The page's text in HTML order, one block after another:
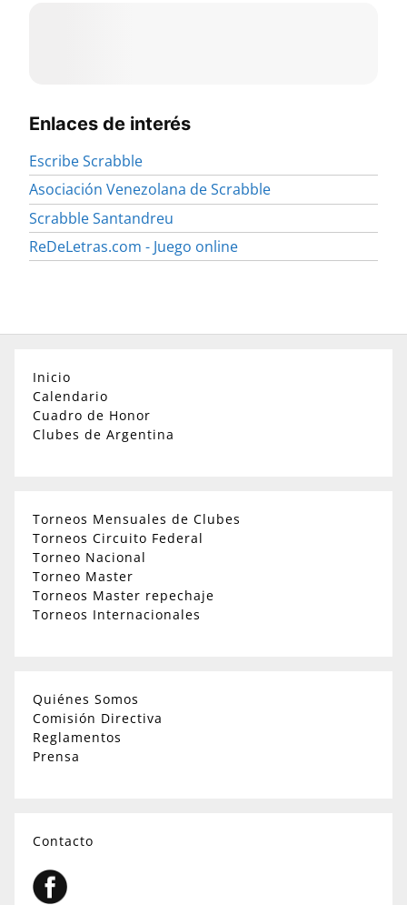
Enlaces de interés
Escribe Scrabble
Asociación Venezolana de Scrabble
Scrabble Santandreu
ReDeLetras.com - Juego online
Inicio
Calendario
Cuadro de Honor
Clubes de Argentina
Torneos Mensuales de Clubes
Torneos Circuito Federal
Torneo Nacional
Torneo Master
Torneos Master repechaje
Torneos Internacionales
Quiénes Somos
Comisión Directiva
Reglamentos
Prensa
Contacto